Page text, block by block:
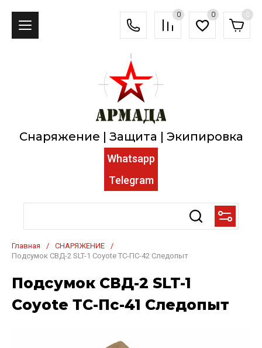
0 0 0
Снаряжение | Защита | Экипировка
Whatsapp
Telegram
Главная / СНАРЯЖЕНИЕ
/
Подсумок СВД-2 SLT-1 Coyote ТС-ПС-42 Следопыт
Подсумок СВД-2 SLT-1
Coyote ТС-Пс-41 Следопыт